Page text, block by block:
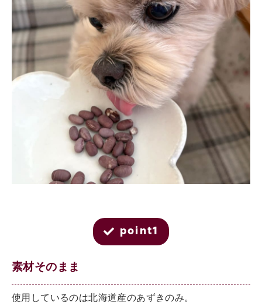
point1
素材そのまま
使用しているのは北海道産のあずきのみ。